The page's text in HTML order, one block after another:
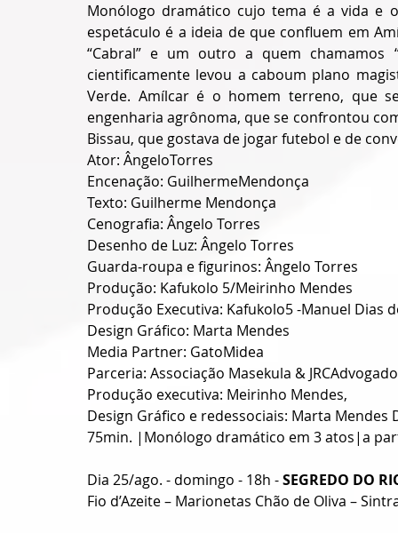
Monólogo dramático cujo tema é a vida e
espetáculo é a ideia de que confluem em
“Cabral” e um outro a quem chamamos
cientificamente levou a caboum plano
Verde. Amílcar é o homem terreno, que
engenharia agrônoma, que se confrontou
Bissau, que gostava de jogar futebol e de
Ator: ÂngeloTorres
Encenação: GuilhermeMendonça
Texto: Guilherme Mendonça
Cenografia: Ângelo Torres
Desenho de Luz: Ângelo Torres
Guarda-roupa e figurinos: Ângelo Torres
Produção: Kafukolo 5/Meirinho Mendes
Produção Executiva: Kafukolo5 -Manuel Dias
Design Gráfico: Marta Mendes
Media Partner: GatoMidea
Parceria: Associação Masekula &
Produção executiva: Meirinho Mendes,
Design Gráfico e redessociais: Marta Mendes
75min. |Monólogo dramático em 3 atos|a
Dia 25/ago. - domingo - 18h - SEGREDO DO
Fio d’Azeite – Marionetas Chão de Oliva –